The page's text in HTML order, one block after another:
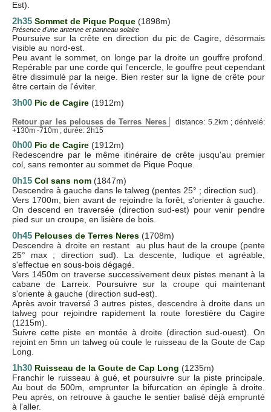
Est).
2h35 Sommet de Pique Poque (1898m)
Présence d'une antenne et panneau solaire
Poursuive sur la crête en direction du pic de Cagire, désormais
visible au nord-est.
Peu avant le sommet, on longe par la droite un gouffre profond.
Repérable par une corde qui l'encercle, le gouffre peut cependant
être dissimulé par la neige. Bien rester sur la ligne de crête pour
être certain de l'éviter.
3h00 Pic de Cagire (1912m)
Retour par les pelouses de Terres Neres
distance: 5.2km ; dénivelé:
+130m -710m ; durée: 2h15
0h00 Pic de Cagire (1912m)
Redescendre par le même itinéraire de crête jusqu'au premier
col, sans remonter au sommet de Pique Poque.
0h15 Col sans nom (1847m)
Descendre à gauche dans le talweg (pentes 25° ; direction sud).
Vers 1700m, bien avant de rejoindre la forêt, s'orienter à gauche.
On descend en traversée (direction sud-est) pour venir pendre
pied sur un croupe, en lisière de bois.
0h45 Pelouses de Terres Neres (1708m)
Descendre à droite en restant au plus haut de la croupe (pente
25° max ; direction sud). La descente, ludique et agréable,
s'effectue en sous-bois dégagé.
Vers 1450m on traverse successivement deux pistes menant à la
cabane de Larreix. Poursuivre sur la croupe qui maintenant
s'oriente à gauche (direction sud-est).
Après avoir traversé 3 autres pistes, descendre à droite dans un
talweg pour rejoindre rapidement la route forestière du Cagire
(1215m).
Suivre cette piste en montée à droite (direction sud-ouest). On
rejoint en 5mn un talweg où coule le ruisseau de la Goute de Cap
Long.
1h30 Ruisseau de la Goute de Cap Long (1235m)
Franchir le ruisseau à gué, et poursuivre sur la piste principale.
Au bout de 500m, emprunter la bifurcation en épingle à droite.
Peu après, on retrouve à gauche le sentier balisé déjà emprunté
à l'aller.